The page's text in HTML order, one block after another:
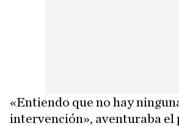
«Entiendo que no hay
intervención», aventuraba el